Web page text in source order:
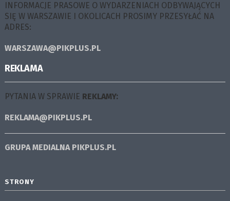
INFORMACJE PRASOWE O WYDARZENIACH ODBYWAJĄCYCH
SIĘ W WARSZAWIE I OKOLICACH PROSIMY PRZESYŁAĆ NA
ADRES:
WARSZAWA@PIKPLUS.PL
REKLAMA
PYTANIA W SPRAWIE REKLAMY:
REKLAMA@PIKPLUS.PL
GRUPA MEDIALNA PIKPLUS.PL
STRONY